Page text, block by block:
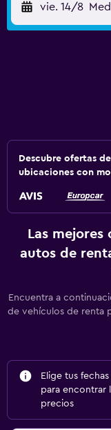
vie. 14/8
Descubre ofertas
ubicaciones con
Las
autos de
Encuentra a
de vehículos de renta
Elige tus
para encontrar
precios